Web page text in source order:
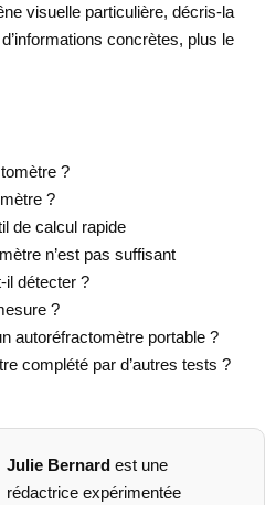
visuelle particulière, décris-la
concrètes, plus le
?
?
de calcul rapide
n’est pas suffisant
il détecter ?
?
autoréfractomètre portable ?
complété par d’autres tests ?
Julie Bernardest une
rédactrice expérimentée